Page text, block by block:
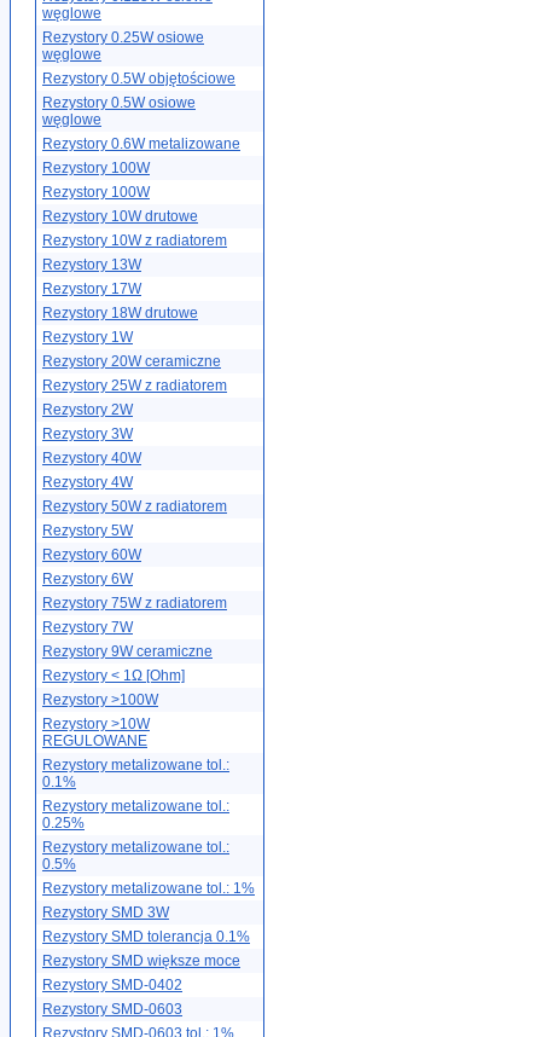
węglowe
Rezystory 0.25W osiowe
węglowe
Rezystory 0.5W objętościowe
Rezystory 0.5W osiowe
węglowe
Rezystory 0.6W metalizowane
Rezystory 100W
Rezystory 100W
Rezystory 10W drutowe
Rezystory 10W z radiatorem
Rezystory 13W
Rezystory 17W
Rezystory 18W drutowe
Rezystory 1W
Rezystory 20W ceramiczne
Rezystory 25W z radiatorem
Rezystory 2W
Rezystory 3W
Rezystory 40W
Rezystory 4W
Rezystory 50W z radiatorem
Rezystory 5W
Rezystory 60W
Rezystory 6W
Rezystory 75W z radiatorem
Rezystory 7W
Rezystory 9W ceramiczne
Rezystory < 1Ω [Ohm]
Rezystory >100W
Rezystory >10W
REGULOWANE
Rezystory metalizowane tol.:
0.1%
Rezystory metalizowane tol.:
0.25%
Rezystory metalizowane tol.:
0.5%
Rezystory metalizowane tol.: 1%
Rezystory SMD 3W
Rezystory SMD tolerancja 0.1%
Rezystory SMD większe moce
Rezystory SMD-0402
Rezystory SMD-0603
Rezystory SMD-0603 tol.: 1%